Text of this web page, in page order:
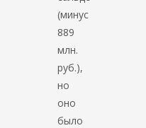
(минус
889
млн.
руб.),
но
оно
было